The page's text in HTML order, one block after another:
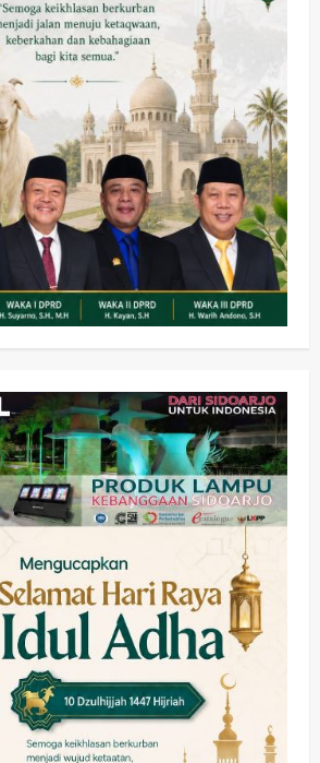
Kesehatan Pembangunan
Pemerintahan
PANAS! Kalah Tender Proyek RSUD
Sibar Rp 9,9 M, Beranikah CV Tiga
Anugerah Utama Pertaruhkan
Jaminan Rp 100 Juta?
Adu Taktik di Atas Rumput Sintetis:
PWI dan Sapma PP Sidoarjo
Memanaskan Mesin Menuju Piala
Soccer
wartanusa 5 Agustus 2026
Ekonomi Hiburan Pemerintahan
HOT NEWS: Ribuan Warga Wage
Tumplek Blek di Bazar Rakyat Jalan
Jambu, Borong Kuliner UMKM Sambil
Nonton Jaranan!
wartanusa 4 Agustus 2026
Keagamaan Pemerintahan
Pemkab Sidoarjo & Muhammadiyah
Sinergi Permudah Perizinan, Wakaf,
hingga Hibah
wartanusa 4 Agustus 2026